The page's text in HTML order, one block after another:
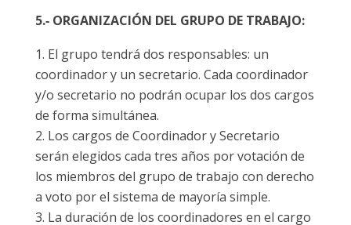
5.‐ ORGANIZACIÓN DEL GRUPO DE TRABAJO:
El grupo tendrá dos responsables: un
coordinador y un secretario. Cada coordinador
y/o secretario no podrán ocupar los dos cargos
de forma simultánea.
Los cargos de Coordinador y Secretario
serán elegidos cada tres años por votación de
los miembros del grupo de trabajo con derecho
a voto por el sistema de mayoría simple.
La duración de los coordinadores en el cargo